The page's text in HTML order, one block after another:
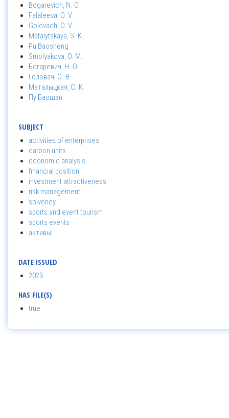
Bogarevich, N. O.
Falaleeva, O. V.
Golovach, O. V.
Matalytskaya, S. K.
Pu Baosheng
Smolyakova, O. M.
Богаревич, Н. О.
Головач, О. В.
Маталыцкая, С. К.
Пу Баошэн
SUBJECT
activities of enterprises
carbon units
economic analysis
financial position
investment attractiveness
risk management
solvency
sports and event tourism
sports events
активы
DATE ISSUED
2023
HAS FILE(S)
true